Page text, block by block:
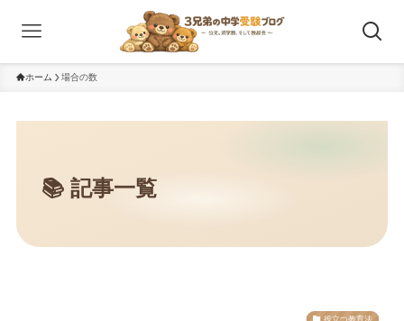
ホーム 場合の数
役立つ教育法